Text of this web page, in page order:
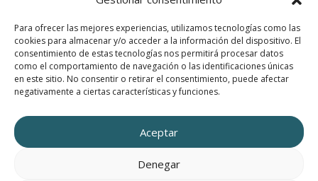
Para ofrecer las mejores experiencias, utilizamos tecnologías como las
cookies para almacenar y/o acceder a la información del dispositivo. El
consentimiento de estas tecnologías nos permitirá procesar datos
como el comportamiento de navegación o las identificaciones únicas
en este sitio. No consentir o retirar el consentimiento, puede afectar
negativamente a ciertas características y funciones.
Aceptar
Denegar
IVC – APORTA PARA LA PROGRAMACIÓN DE MÚSICA